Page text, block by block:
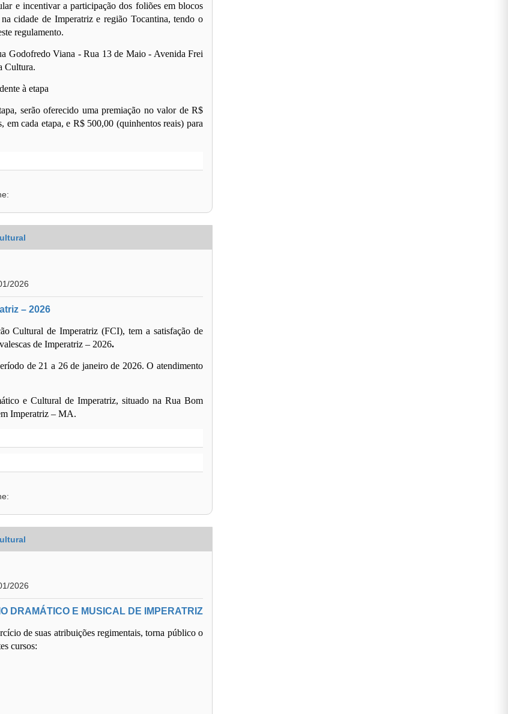
e incentivar a participação dos foliões em blocos
cidade de Imperatriz e região Tocantina, tendo o
regulamento.
Godofredo Viana - Rua 13 de Maio - Avenida Frei
Cultura.
à etapa
serão oferecido uma premiação no valor de R$
cada etapa, e R$ 500,00 (quinhentos reais) para
2026
– 2026
Cultural de Imperatriz (FCI), tem a satisfação de
de Imperatriz – 2026.
de 21 a 26 de janeiro de 2026. O atendimento
e Cultural de Imperatriz, situado na Rua Bom
Imperatriz – MA.
2026
DRAMÁTICO E MUSICAL DE IMPERATRIZ
de suas atribuições regimentais, torna público o
cursos: